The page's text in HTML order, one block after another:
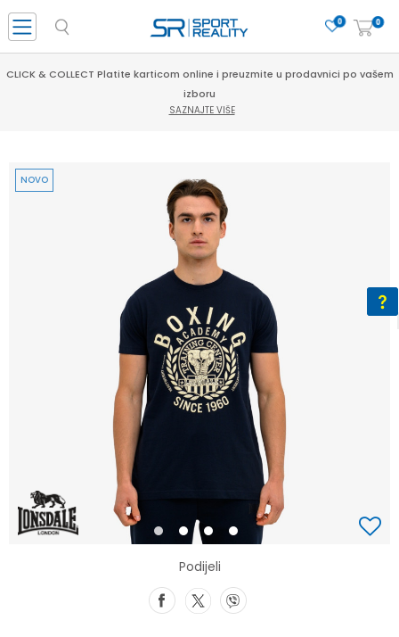
0
0
CLICK & COLLECT Platite karticom online i preuzmite u prodavnici po vašem
izboru
SAZNAJTE VIŠE
1 2 3 4
NOVO
Podijeli